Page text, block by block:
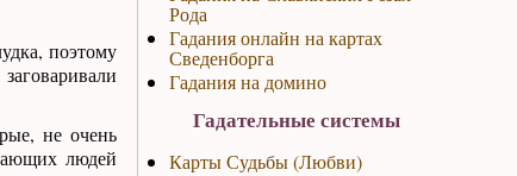
поэтому
не очень
людей
Рода
Гадания онлайн на картах
Сведенборга
Гадания на домино
Гадательные системы
Карты Судьбы (Любви)